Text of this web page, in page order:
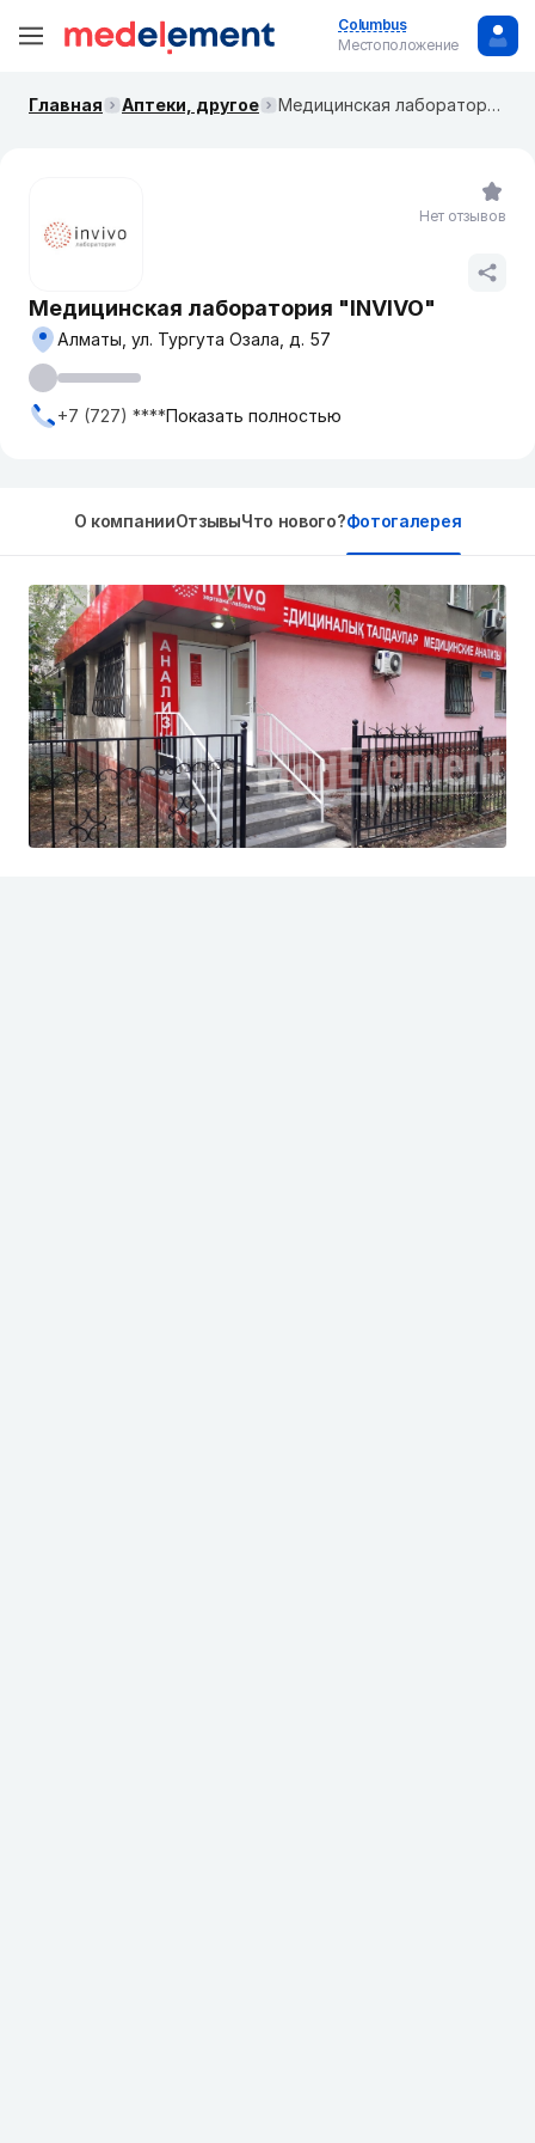
Columbus
Местоположение
Главная Аптеки, другое Медицинская лаборатория "INVIVO"
Медицинская лаборатория "INVIVO"
Алматы, ул. Тургута Озала, д. 57
+7 (727) ****Показать полностью
Нет отзывов
О компанииОтзывыЧто нового?Фотогалерея